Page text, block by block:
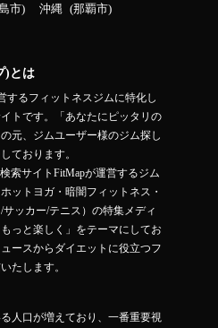
市 沖縄 那覇市
)とは
するフィットネスジムに特化し
トです。「あなたにピッタリの
元、ジムユーザー様のジム探し
ております。
索サイトFitMapが運営するジム
ットヨガ・暗闇フィットネス・
ッカー/テニス）の特集メディ
っと楽しく」をテーマにしてお
ースからダイエットに役立つフ
たします。
人口が増えており、一番重要視